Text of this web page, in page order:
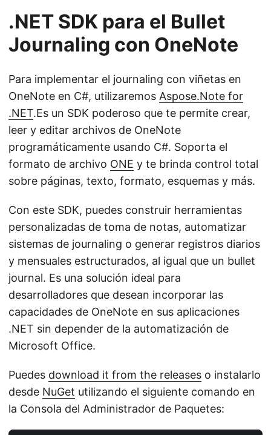
.NET SDK para el Bullet
Journaling con OneNote
Para implementar el journaling con viñetas en
OneNote en C#, utilizaremos Aspose.Note for
.NET.Es un SDK poderoso que te permite crear,
leer y editar archivos de OneNote
programáticamente usando C#. Soporta el
formato de archivo ONE y te brinda control total
sobre páginas, texto, formato, esquemas y más.
Con este SDK, puedes construir herramientas
personalizadas de toma de notas, automatizar
sistemas de journaling o generar registros diarios
y mensuales estructurados, al igual que un bullet
journal. Es una solución ideal para
desarrolladores que desean incorporar las
capacidades de OneNote en sus aplicaciones
.NET sin depender de la automatización de
Microsoft Office.
Puedes download it from the releases o instalarlo
desde NuGet utilizando el siguiente comando en
la Consola del Administrador de Paquetes: